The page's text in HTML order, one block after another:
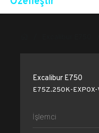
Excalibur E750
E75Z.250K-EXP0X-
İşlemci